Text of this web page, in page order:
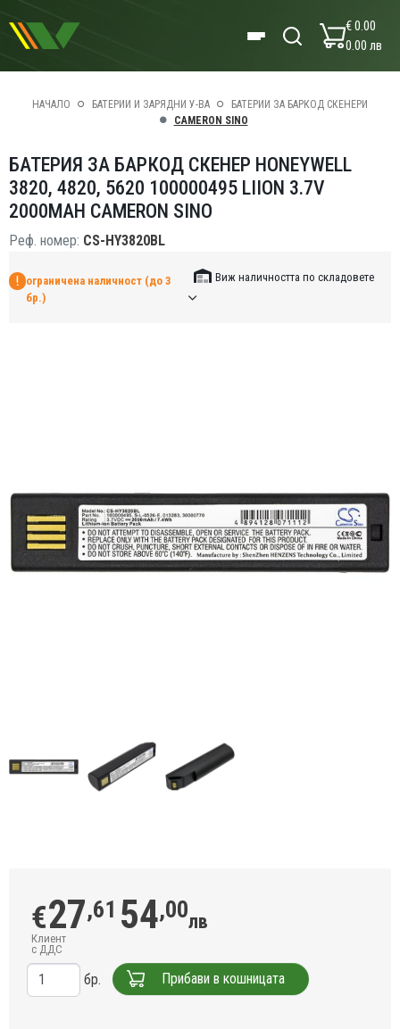
€ 0.00
0.00 лв
НАЧАЛО БАТЕРИИ И ЗАРЯДНИ У-ВА
БАТЕРИИ ЗА БАРКОД СКЕНЕРИ
CAMERON SINO
БАТЕРИЯ ЗА БАРКОД СКЕНЕР HONEYWELL
3820, 4820, 5620 100000495 LIION 3.7V
2000MAH CAMERON SINO
Реф. номер: CS-HY3820BL
ограничена наличност (до 3
бр.)
Виж наличността по складовете
€27,61 54,00лв
Клиент
с ДДС
бр. Прибави в кошницата